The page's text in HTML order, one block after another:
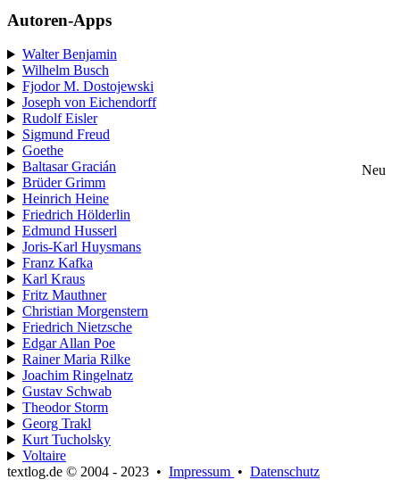
Autoren-Apps
Walter Benjamin
Wilhelm Busch
Fjodor M. Dostojewski
Joseph von Eichendorff
Rudolf Eisler
Sigmund Freud
Goethe
Baltasar Gracián
Neu
Brüder Grimm
Heinrich Heine
Friedrich Hölderlin
Edmund Husserl
Joris-Karl Huysmans
Franz Kafka
Karl Kraus
Fritz Mauthner
Christian Morgenstern
Friedrich Nietzsche
Edgar Allan Poe
Rainer Maria Rilke
Joachim Ringelnatz
Gustav Schwab
Theodor Storm
Georg Trakl
Kurt Tucholsky
Voltaire
textlog.de © 2004 - 2023 • Impressum • Datenschutz